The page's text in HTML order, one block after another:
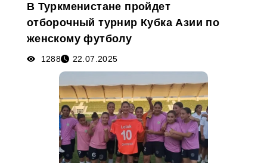
Медиа
Афиша
В Туркменистане пройдет
отборочный турнир Кубка Азии по
женскому футболу
1288 22.07.2025